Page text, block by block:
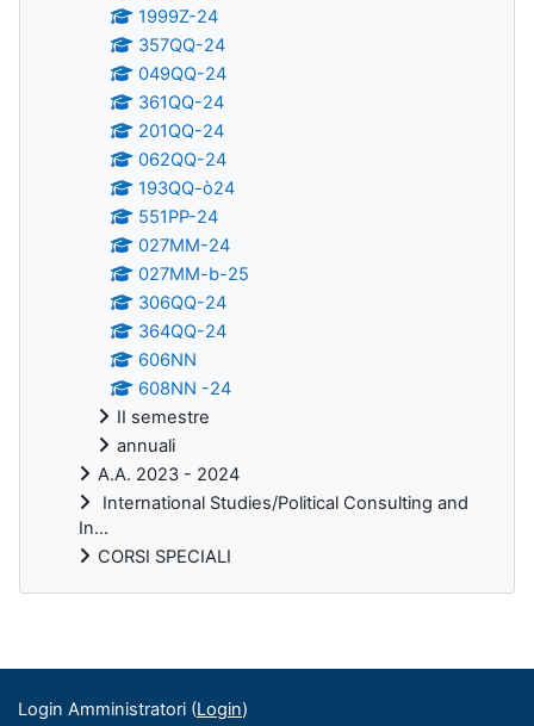
1999Z-24
357QQ-24
049QQ-24
361QQ-24
201QQ-24
062QQ-24
193QQ-ò24
551PP-24
027MM-24
027MM-b-25
306QQ-24
364QQ-24
606NN
608NN -24
II semestre
annuali
A.A. 2023 - 2024
International Studies/Political Consulting and
In...
CORSI SPECIALI
Login Amministratori (Login)